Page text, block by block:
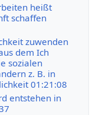
heißt
schaffen
zuwenden
dem Ich
sozialen
z. B. in
01:21:08
entstehen in